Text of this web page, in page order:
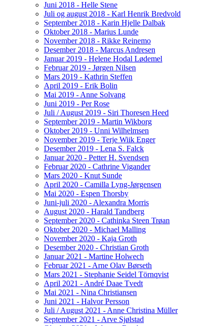
Juni 2018 - Helle Stene
Juli og august 2018 - Karl Henrik Bredvold
September 2018 - Karin Hjelle Dalbak
Oktober 2018 - Marius Lunde
November 2018 - Rikke Reinemo
Desember 2018 - Marcus Andresen
Januar 2019 - Helene Hodal Lødemel
Februar 2019 - Jørgen Nilsen
Mars 2019 - Kathrin Steffen
April 2019 - Erik Bolin
Mai 2019 - Anne Solvang
Juni 2019 - Per Rose
Juli / August 2019 - Siri Thoresen Heed
September 2019 - Martin Wikborg
Oktober 2019 - Unni Wilhelmsen
November 2019 - Terje Wiik Enger
Desember 2019 - Lena S. Falck
Januar 2020 - Petter H. Svendsen
Februar 2020 - Cathrine Vigander
Mars 2020 - Knut Sunde
April 2020 - Camilla Lyng-Jørgensen
Mai 2020 - Espen Thorsby
Juni-juli 2020 - Alexandra Morris
August 2020 - Harald Tandberg
September 2020 - Cathinka Steen Trøan
Oktober 2020 - Michael Malling
November 2020 - Kaja Groth
Desember 2020 - Christian Groth
Januar 2021 - Martine Holwech
Februar 2021 - Arne Olav Børseth
Mars 2021 - Stephanie Seidel Törnqvist
April 2021 - André Daae Tvedt
Mai 2021 - Nina Christiansen
Juni 2021 - Halvor Persson
Juli / August 2021 - Anne Christina Müller
September 2021 - Arve Sjølstad